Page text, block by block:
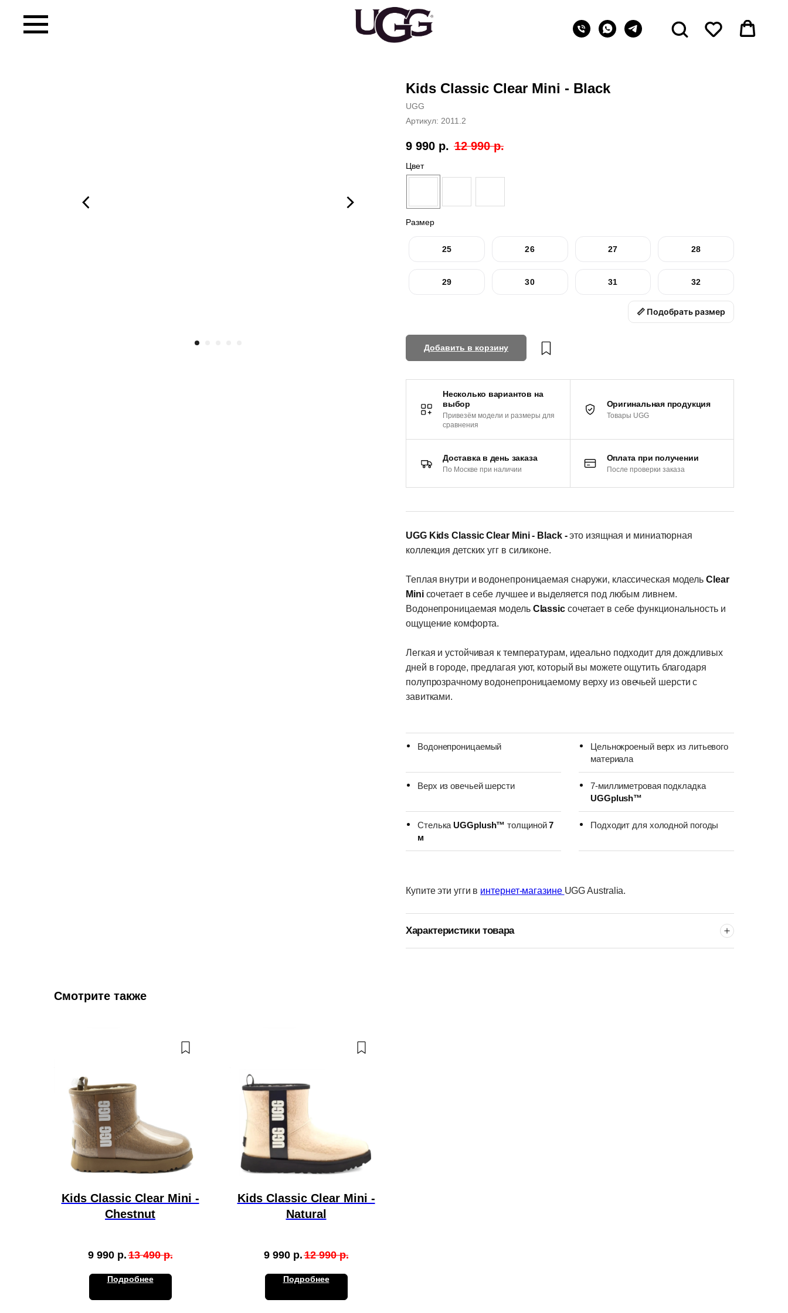
Kids Classic Clear Mini - Black
UGG
Артикул: 2011.2
9 990 р. 12 990 р.
Цвет
Размер
25 26 27 28
29 30 31 32
📏 Подобрать размер
Добавить в корзину
Несколько вариантов на
выбор
Привезём модели и размеры для
сравнения
Оригинальная продукция
Товары UGG
Доставка в день заказа
По Москве при наличии
Оплата при получении
После проверки заказа
UGG Kids Classic Clear Mini - Black -это изящная и миниатюрная
коллекция детских угг в силиконе.
Теплая внутри и водонепроницаемая снаружи, классическая модель Clear
Mini сочетает в себе лучшее и выделяется под любым ливнем.
Водонепроницаемая модель Classic сочетает в себе функциональность и
ощущение комфорта.
Легкая и устойчивая к температурам, идеально подходит для дождливых
дней в городе, предлагая уют, который вы можете ощутить благодаря
полупрозрачному водонепроницаемому верху из овечьей шерсти с
завитками.
Водонепроницаемый
Цельнокроеный верх из литьевого
материала
Верх из овечьей шерсти
7-миллиметровая подкладка
UGGplush™
Стелька UGGplush™ толщиной7
м
Подходит для холодной погоды
Купите эти угги в интернет-магазине UGG Australia.
Характеристики товара
Смотрите также
Kids Classic Clear Mini -
Chestnut
9 990 р.13 490 р.
Подробнее
Kids Classic Clear Mini -
Natural
9 990 р.12 990 р.
Подробнее